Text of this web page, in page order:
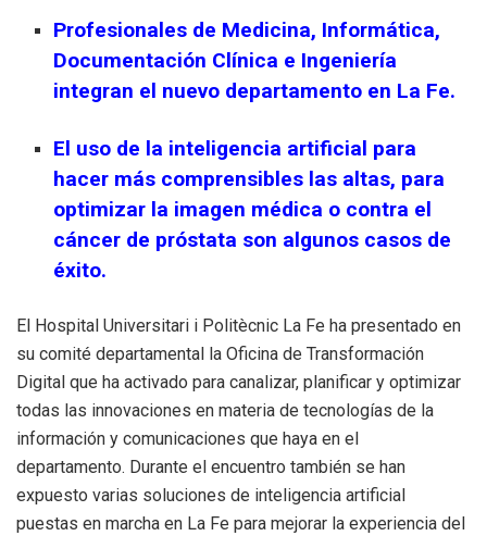
Profesionales de Medicina, Informática,
Documentación Clínica e Ingeniería
integran el nuevo departamento en La Fe.
El uso de la inteligencia artificial para
hacer más comprensibles las altas, para
optimizar la imagen médica o contra el
cáncer de próstata son algunos casos de
éxito.
El Hospital Universitari i Politècnic La Fe ha presentado en
su comité departamental la Oficina de Transformación
Digital que ha activado para canalizar, planificar y optimizar
todas las innovaciones en materia de tecnologías de la
información y comunicaciones que haya en el
departamento. Durante el encuentro también se han
expuesto varias soluciones de inteligencia artificial
puestas en marcha en La Fe para mejorar la experiencia del